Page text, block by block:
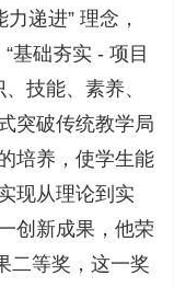
递进” 理念，
基础夯实 - 项目
技能、素养、
突破传统教学局
培养，使学生能
现从理论到实
创新成果，他荣
二等奖，这一奖